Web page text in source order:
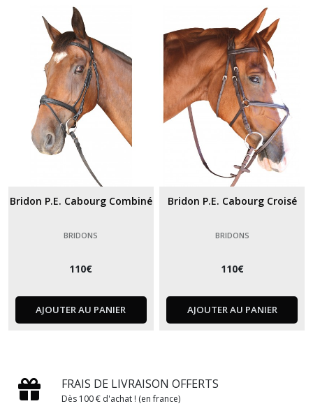
Bridon P.E. Cabourg Combiné
BRIDONS
110€
AJOUTER AU PANIER
Bridon P.E. Cabourg Croisé
BRIDONS
110€
AJOUTER AU PANIER
FRAIS DE LIVRAISON OFFERTS
Dès 100 € d'achat ! (en france)